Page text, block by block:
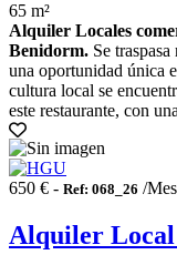
65 m²
Alquiler Locales
Benidorm. Se
una oportunidad única
cultura local se
este restaurante, con
650 € - Ref: 068_26 /Mes
Alquiler